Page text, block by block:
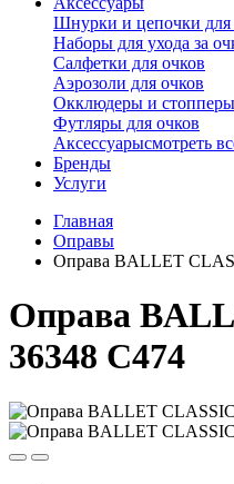
Шнурки и цепочки для
Наборы для ухода за
Салфетки для очков
Аэрозоли для очков
Окклюдеры и стопперы
Футляры для очков
Аксессуарысмотреть
Бренды
Услуги
Главная
Оправы
Оправа BALLET
Оправа
36348 С474